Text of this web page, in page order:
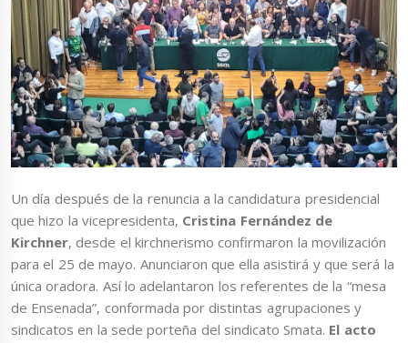
Un día después de la renuncia a la candidatura presidencial
que hizo la vicepresidenta, Cristina Fernández de
Kirchner, desde el kirchnerismo confirmaron la movilización
para el 25 de mayo. Anunciaron que ella asistirá y que será la
única oradora. Así lo adelantaron los referentes de la “mesa
de Ensenada”, conformada por distintas agrupaciones y
sindicatos en la sede porteña del sindicato Smata. El acto